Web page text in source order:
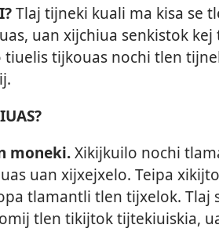
Tlaj tijneki kuali ma kisa se
uan xijchiua senkistok
tijkouas nochi tlen
moneki.Xikijkuilo nochi
uan xijxejxelo. Teipa
tlamantli tlen tijxelok. Tlaj
tlen tikijtok tijtekiuiskia,